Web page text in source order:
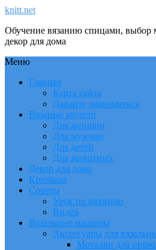
knitt.net
Обучение вязанию спицами, выбор
декор для дома
Меню
Главная
Карта сайта
Давайте знакомиться
Вязаные модели
Для женщин
Для мужчин
Для детей
Для животных
Декор для дома
Крючком
Советы
Урок по вязанию
Видео
Вязальные машины
Аксессуары для
Моталки для